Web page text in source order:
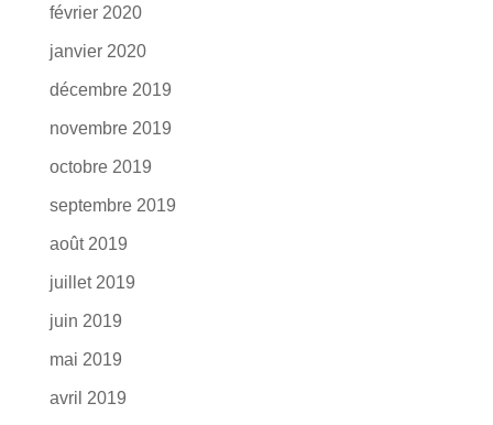
février 2020
janvier 2020
décembre 2019
novembre 2019
octobre 2019
septembre 2019
août 2019
juillet 2019
juin 2019
mai 2019
avril 2019